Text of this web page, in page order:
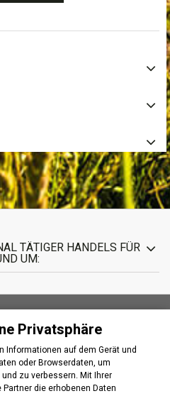
TÄTIGER HANDELS FÜR
UM:
Privatsphäre
Informationen auf dem Gerät und
oder Browserdaten, um
zu verbessern. Mit Ihrer
die erhobenen Daten